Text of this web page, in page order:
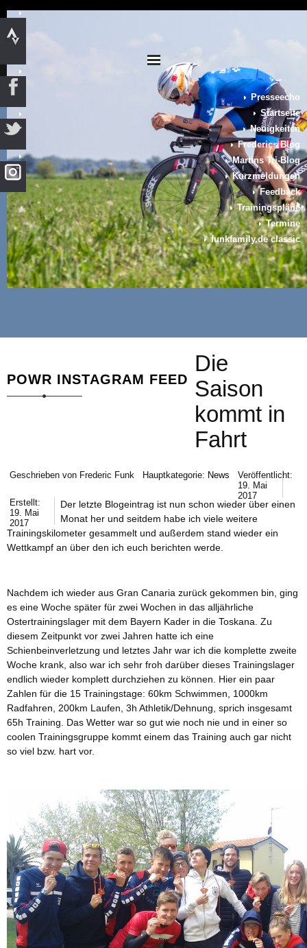
Presseecho
Startseite
Neuigkeiten
Frederics Blog
Martins Tri-Blog
Kurzmeldungen
Feedback
Trainingspläne
Termine
funkfamily.de classic
POWR INSTAGRAM FEED
Die
Saison
kommt in
Fahrt
Geschrieben von Frederic Funk Hauptkategorie: News
Veröffentlicht:
19. Mai
2017
Erstellt:
19. Mai
2017
Der letzte Blogeintrag ist nun schon wieder über einen
Monat her und seitdem habe ich viele weitere
Trainingskilometer gesammelt und außerdem stand wieder ein
Wettkampf an über den ich euch berichten werde.
Nachdem ich wieder aus Gran Canaria zurück gekommen bin, ging
es eine Woche später für zwei Wochen in das alljährliche
Ostertrainingslager mit dem Bayern Kader in die Toskana. Zu
diesem Zeitpunkt vor zwei Jahren hatte ich eine
Schienbeinverletzung und letztes Jahr war ich die komplette zweite
Woche krank, also war ich sehr froh darüber dieses Trainingslager
endlich wieder komplett durchziehen zu können. Hier ein paar
Zahlen für die 15 Trainingstage: 60km Schwimmen, 1000km
Radfahren, 200km Laufen, 3h Athletik/Dehnung, sprich insgesamt
65h Training. Das Wetter war so gut wie noch nie und in einer so
coolen Trainingsgruppe kommt einem das Training auch gar nicht
so viel bzw. hart vor.